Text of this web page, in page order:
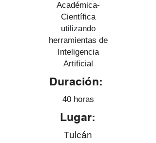
Académica-
Científica
utilizando
herramientas de
Inteligencia
Artificial
Duración:
40 horas
Lugar:
Tulcán